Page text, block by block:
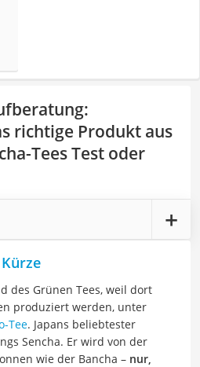
:
richtige Produkt aus
Tees Test oder
des Grünen Tees, weil dort
produziert werden, unter
Tee. Japans beliebtester
Sencha. Er wird von der
wie der Bancha – nur,